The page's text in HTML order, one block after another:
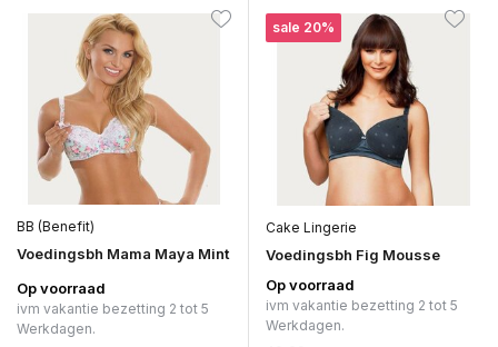
BB (Benefit)
Voedingsbh Mama Maya Mint
Op voorraad
ivm vakantie bezetting 2 tot 5
Werkdagen.
sale 20%
Cake Lingerie
Voedingsbh Fig Mousse
Op voorraad
ivm vakantie bezetting 2 tot 5
Werkdagen.